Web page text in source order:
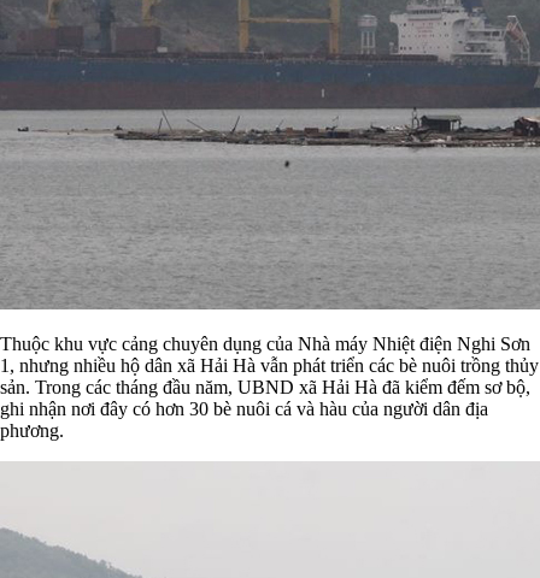
Thuộc khu vực cảng chuyên dụng của Nhà máy Nhiệt điện Nghi Sơn
1, nhưng nhiều hộ dân xã Hải Hà vẫn phát triển các bè nuôi trồng thủy
sản. Trong các tháng đầu năm, UBND xã Hải Hà đã kiểm đếm sơ bộ,
ghi nhận nơi đây có hơn 30 bè nuôi cá và hàu của người dân địa
phương.